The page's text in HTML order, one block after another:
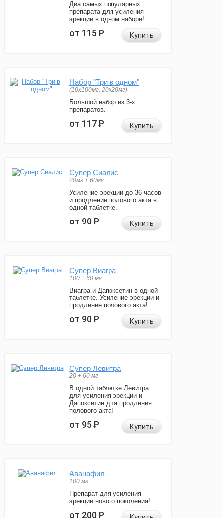
Два самых популярных
препарата для усиления
эрекции в одном наборе!
от 115Р Купить
Набор "Три в одном"
(10x100мг, 20x20мг)
Большой набор из 3-х
препаратов.
от 117Р Купить
Супер Сиалис
20мг + 60мг
Усиление эрекции до 36 часов
и продление полового акта в
одной таблетке.
от 90Р Купить
Супер Виагра
100 + 60 мг
Виагра и Дапоксетин в одной
таблетке. Усиление эрекции и
продление полового акта!
от 90Р Купить
Супер Левитра
20 + 60 мг
В одной таблетке Левитра
для усиления эрекции и
Дапоксетин для продления
полового акта!
от 95Р Купить
Аванафил
100 мг
Препарат для усиления
эрекции нового поколения!
от 200Р